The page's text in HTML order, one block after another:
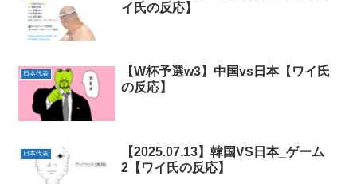
イ氏の反応】
日本代表
【W杯予選w3】中国vs日本【ワイ氏
の反応】
日本代表
【2025.07.13】韓国VS日本_ゲーム
2【ワイ氏の反応】